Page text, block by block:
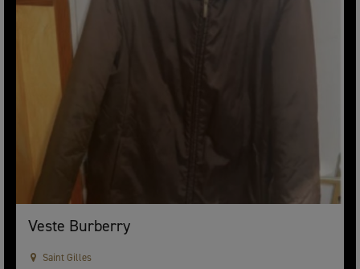
Veste Burberry
Saint Gilles